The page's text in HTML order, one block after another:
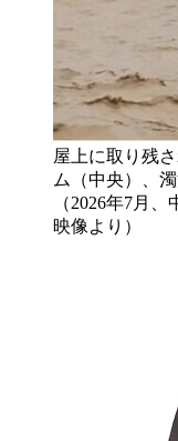
屋上に取り残
ム（中央）、
（2026年7月
映像より）